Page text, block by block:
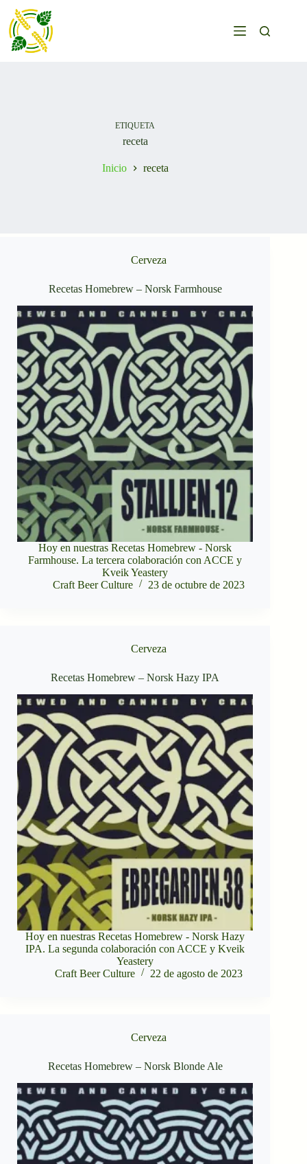
contenido
ETIQUETA
receta
Inicio receta
Cerveza
Recetas Homebrew – Norsk Farmhouse
Hoy en nuestras Recetas Homebrew - Norsk
Farmhouse. La tercera colaboración con ACCE y
Kveik Yeastery
Craft Beer Culture
23 de octubre de 2023
Cerveza
Recetas Homebrew – Norsk Hazy IPA
Hoy en nuestras Recetas Homebrew - Norsk Hazy
IPA. La segunda colaboración con ACCE y Kveik
Yeastery
Craft Beer Culture
22 de agosto de 2023
Cerveza
Recetas Homebrew – Norsk Blonde Ale